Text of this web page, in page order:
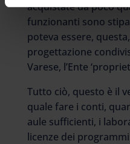
acquistate da poco
funzionanti sono
poteva essere,
progettazione
Varese, l’Ente
Tutto ciò, questo è il
quale fare i conti,
aule sufficienti, i
licenze dei